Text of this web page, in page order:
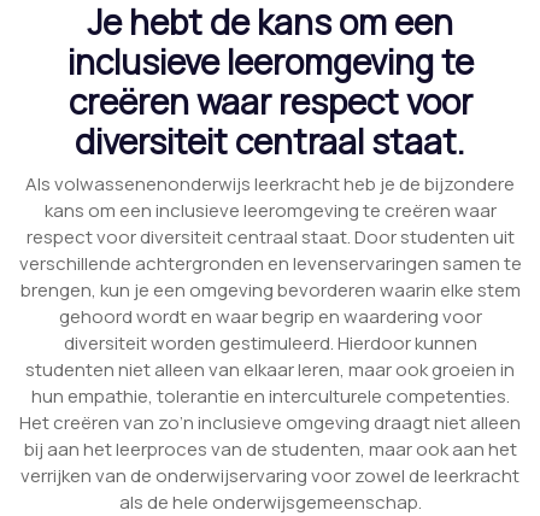
Je hebt de kans om een
inclusieve leeromgeving te
creëren waar respect voor
diversiteit centraal staat.
Als volwassenenonderwijs leerkracht heb je de bijzondere
kans om een inclusieve leeromgeving te creëren waar
respect voor diversiteit centraal staat. Door studenten uit
verschillende achtergronden en levenservaringen samen te
brengen, kun je een omgeving bevorderen waarin elke stem
gehoord wordt en waar begrip en waardering voor
diversiteit worden gestimuleerd. Hierdoor kunnen
studenten niet alleen van elkaar leren, maar ook groeien in
hun empathie, tolerantie en interculturele competenties.
Het creëren van zo’n inclusieve omgeving draagt niet alleen
bij aan het leerproces van de studenten, maar ook aan het
verrijken van de onderwijservaring voor zowel de leerkracht
als de hele onderwijsgemeenschap.